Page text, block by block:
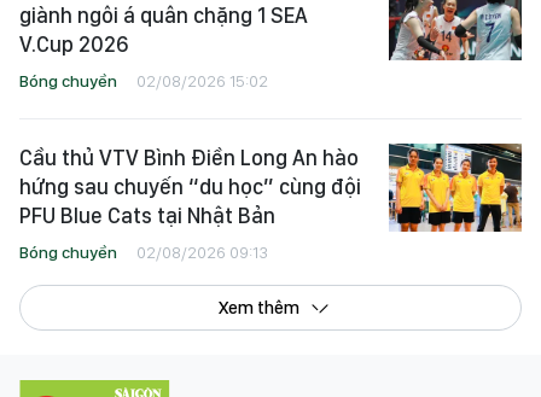
giành ngôi á quân chặng 1 SEA
V.Cup 2026
Bóng chuyền 02/08/2026 15:02
Cầu thủ VTV Bình Điền Long An hào
hứng sau chuyến “du học” cùng đội
PFU Blue Cats tại Nhật Bản
Bóng chuyền 02/08/2026 09:13
Xem thêm